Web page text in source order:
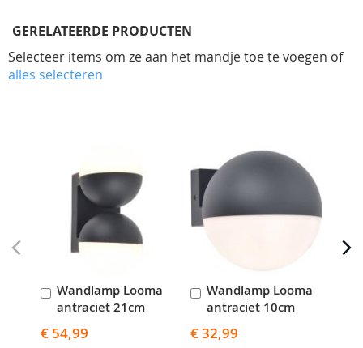
GERELATEERDE PRODUCTEN
Selecteer items om ze aan het mandje toe te voegen of
alles selecteren
Wandlamp Looma
antraciet 21cm
€ 54,99
In
Winkelwagen
Wandlamp Looma
antraciet 10cm
€ 32,99
In
Winkelwagen